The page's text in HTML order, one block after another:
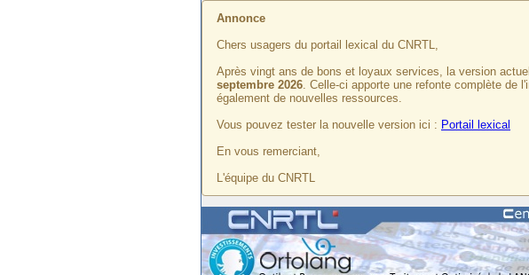
Annonce
Chers usagers du portail lexical du CNRTL,
Après vingt ans de bons et loyaux services, la version
septembre 2026. Celle-ci apporte une refonte complète de
également de nouvelles ressources.
Vous pouvez tester la nouvelle version ici : Portail lexical
En vous remerciant,
L'équipe du CNRTL